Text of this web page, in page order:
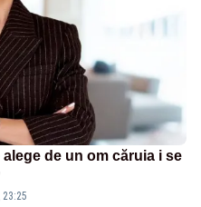
de un om căruia i se
23:25